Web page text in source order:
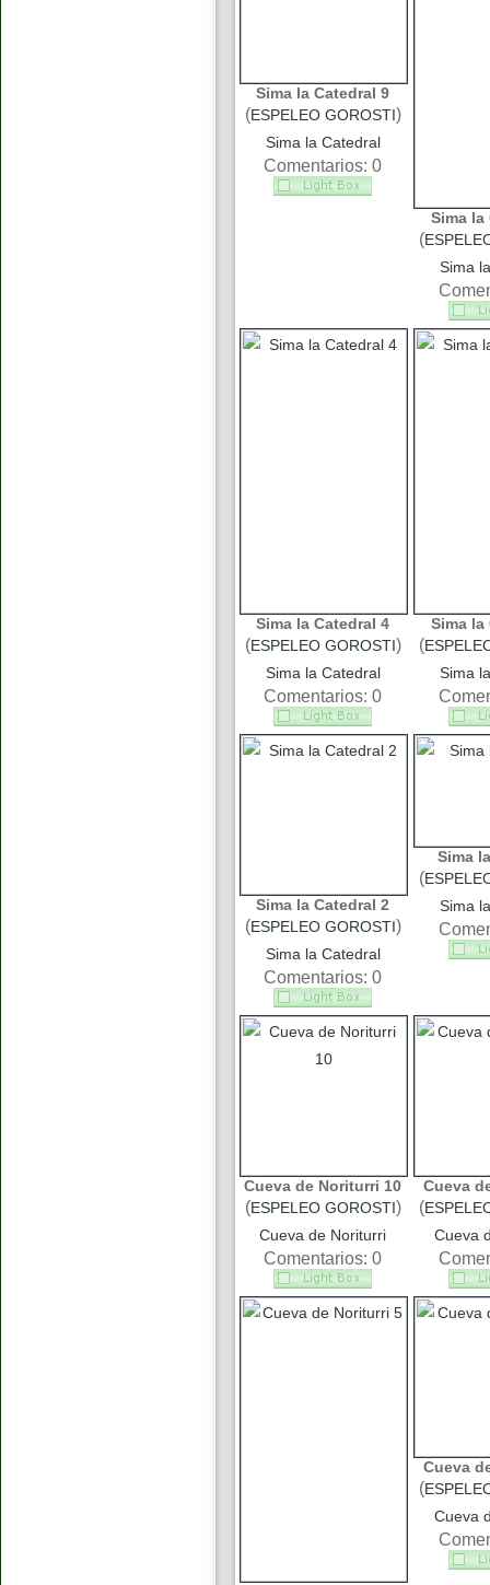
Sima la Catedral 9
(ESPELEO GOROSTI)
Sima la Catedral
Comentarios: 0
Sima la
(
Sima
Sima la Catedral 4
(ESPELEO GOROSTI)
Sima la Catedral
Comentarios: 0
Sima la
(
Sima
Sima la Catedral 2
(ESPELEO GOROSTI)
Sima la Catedral
Comentarios: 0
Sima
(
Sima
Cueva de Noriturri 10
(ESPELEO GOROSTI)
Cueva de Noriturri
Comentarios: 0
Cueva
(
Cueva
Cueva
(
Cueva